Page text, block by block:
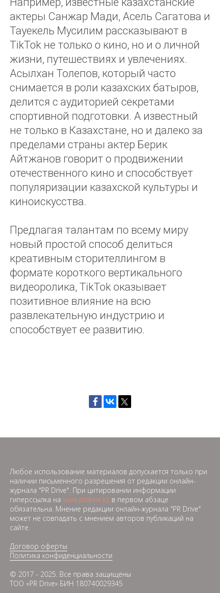
актеры Санжар Мади, Асель Сагатова и
Тауекель Мусилим рассказывают в
TikTok не только о кино, но и о личной
жизни, путешествиях и увлечениях.
Асылхан Толепов, который часто
снимается в роли казахских батыров,
делится с аудиторией секретами
спортивной подготовки. А известный
не только в Казахстане, но и далеко за
пределами страны актер Берик
Айтжанов говорит о продвижении
отечественного кино и способствует
популяризации казахской культуры и
киноискусства.
Предлагая талантам по всему миру
новый простой способ делиться
креативным сторителлингом в
формате короткого вертикального
видеоролика, TikTok оказывает
позитивное влияние на всю
развлекательную индустрию и
способствует ее развитию.
Любое использование материалов допускается только при
наличии письменного разрешения от редакции онлайн-
журнала "PR Drive". При цитировании информации
гиперссылка на www.prdrive.kz в первом абзаце
обязательна. Мнение редакции онлайн-журнала "PR Drive"
может не совпадать с мнением авторов публикаций на
сайте.
Договор оферты
Политика конфиденциальности
© 2017 - 2025. Все права защищены
ТОО «PR Drive» БИН 180740029345